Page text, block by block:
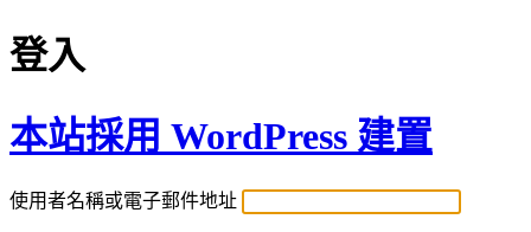
登入
本站採用 WordPress 建置
使用者名稱或電子郵件地址